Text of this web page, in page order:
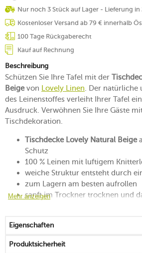
Nur noch 3 Stück auf Lager - Lieferung in
Kostenloser Versand ab 79 € innerhalb
100 Tage Rückgaberecht
Kauf auf Rechnung
Beschreibung
Schützen Sie Ihre Tafel mit der
Beigevon Lovely Linen. Der natürliche
des Leinenstoffes verleiht Ihrer Tafel
Ausdruck. Verwöhnen Sie Ihre Gäste
Tischdekoration.
Tischdecke Lovely Natural Beige
Schutz
100 % Leinen mit luftigem
weiche Struktur entsteht durch
zum Lagern am besten aufrollen
sanft im Trockner trocknen und
Made in Europe
Mehr anzeigen
Eigenschaften
Produktsicherheit